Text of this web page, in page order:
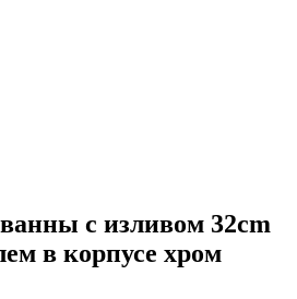
с изливом 32cm
в корпусе хром